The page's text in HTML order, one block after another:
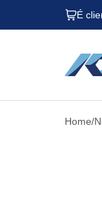
É
Home